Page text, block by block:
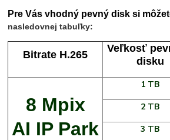
Pre Vás vhodný pevný disk si
nasledovnej tabuľky:
Bitrate H.265
Veľkosť
disku
8 Mpix
AI IP Park
1 TB
2 TB
3 TB